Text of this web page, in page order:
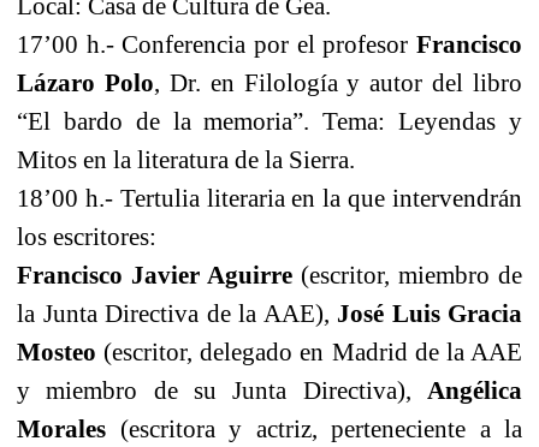
17’00 h.- Conferencia por el profesor Francisco
Lázaro Polo, Dr. en Filología y autor del libro
“El bardo de la memoria”. Tema: Leyendas y
Mitos en la literatura de la Sierra.
18’00 h.- Tertulia literaria en la que intervendrán
los escritores:
Francisco Javier Aguirre (escritor, miembro de
la Junta Directiva de la AAE), José LuisGracia
Mosteo (escritor, delegado en Madrid de la AAE
y miembro de su Junta Directiva), Angélica
Morales (escritora y actriz, perteneciente a la